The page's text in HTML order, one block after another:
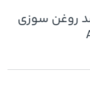
روغن سوزی